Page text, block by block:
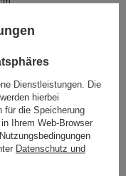
Deckel ist einteilig,
Spülmaschine nicht
liegt perfekt in der
wenn Sie
Mehr
Dienstleistungen. Die
werden hierbei
für die Speicherung
Ihrem Web-Browser
Datenschutz und